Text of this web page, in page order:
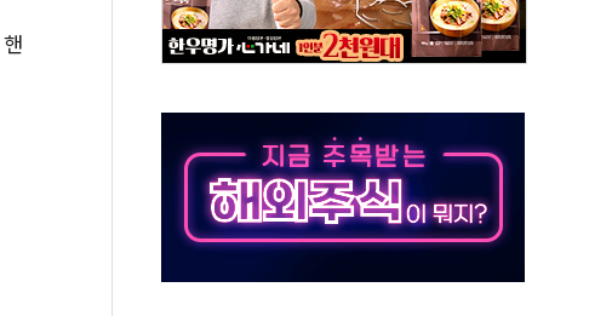
최대 규모의 AI 데이터센터 건설 추진
"취약계층 안부에 AI 활용…이주노동자 폭염 방치, 국격 훼손"
스, "파주 AIDC 수익성 기대"
감 못 하는 정책은 무용…성역 없는 국정 개선 집행"